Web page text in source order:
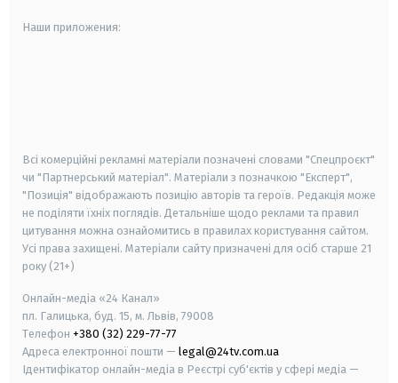
Наши приложения:
Всі комерційні рекламні матеріали позначені словами "Спецпроєкт"
чи "Партнерський матеріал". Матеріали з позначкою "Експерт",
"Позиція" відображають позицію авторів та героїв. Редакція може
не поділяти їхніх поглядів. Детальніше щодо реклами та правил
цитування можна ознайомитись в правилах користування сайтом.
Усі права захищені. Матеріали сайту призначені для осіб старше 21
року (21+)
Онлайн-медіа «24 Канал»
пл. Галицька, буд. 15, м. Львів, 79008
Телефон +380 (32) 229-77-77
Адреса електронної пошти — legal@24tv.com.ua
Ідентифікатор онлайн-медіа в Реєстрі суб'єктів у сфері медіа —